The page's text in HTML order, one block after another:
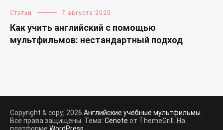
Статьи 7 августа 2025
Как учить английский с помощью
мультфильмов: нестандартный подход
Copyright & copy; 2026 Английские учебные мультфильмы
Все права защищены. Тема: Cenote от ThemeGrill. На
платформе WordPress